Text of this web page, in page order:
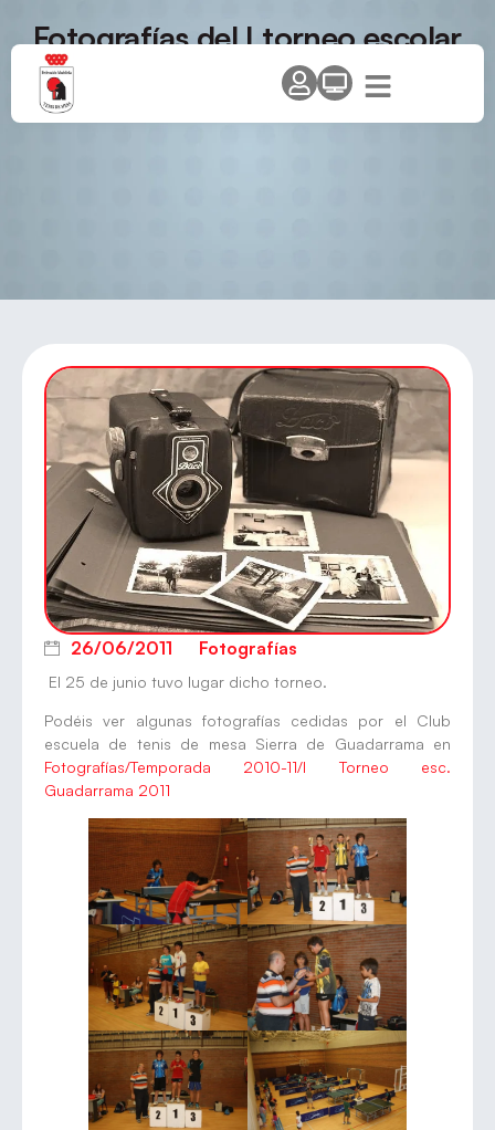
Fotografías del I torneo escolar
de Guadarrama
26/06/2011 Fotografías
El 25 de junio tuvo lugar dicho torneo.
Podéis ver algunas fotografías cedidas por el Club
escuela de tenis de mesa Sierra de Guadarrama en
Fotografías/Temporada 2010-11/I Torneo esc.
Guadarrama 2011